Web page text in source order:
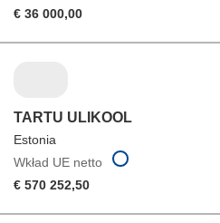
€ 36 000,00
TARTU ULIKOOL
Estonia
Wkład UE netto
€ 570 252,50